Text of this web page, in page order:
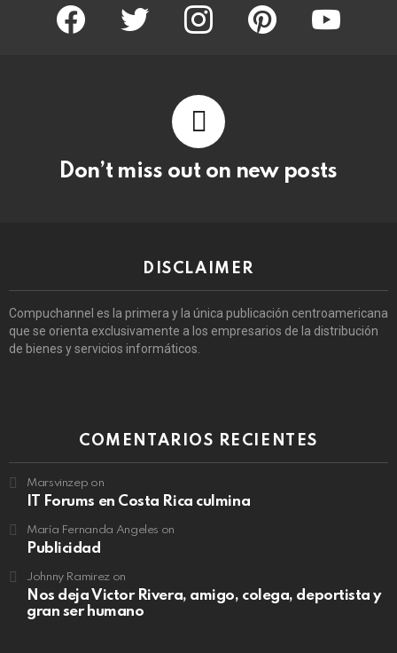
facebook twitter instagram pinterest youtube
Don’t miss out on new posts
DISCLAIMER
Compuchannel es la primera y la única publicación centroamericana
que se orienta exclusivamente a los empresarios de la distribución
de bienes y servicios informáticos.
COMENTARIOS RECIENTES
Marsvinzep on
IT Forums en Costa Rica culmina
María Fernanda Angeles on
Publicidad
Johnny Ramirezon
Nos deja Victor Rivera, amigo, colega, deportista y
gran ser humano